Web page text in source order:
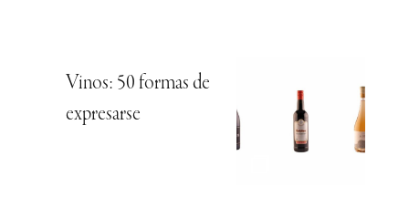
Vinos: 50 formas de
expresarse